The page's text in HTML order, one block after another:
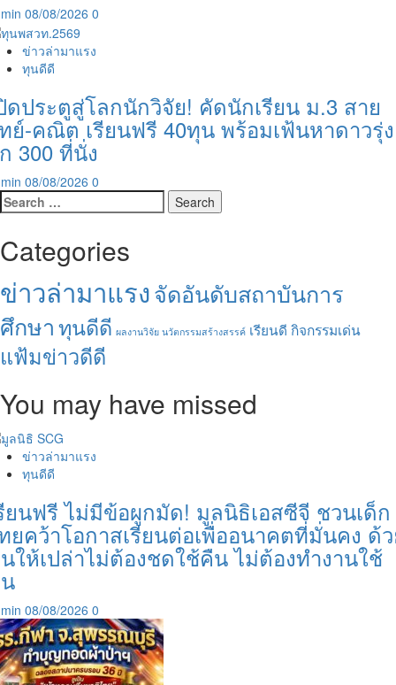
08/08/2026 0
ข่าวล่ามาแรง
ทุนดีดี
ดประตูสู่โลกนักวิจัย! คัดนักเรียน ม.3 สาย
ย์-คณิต เรียนฟรี 40ทุน พร้อมเฟ้นหาดาวรุ่ง
300 ที่นั่ง
08/08/2026 0
Search
for:
Categories
ข่าวล่ามาแรงจัดอันดับสถาบันการ
ศึกษาทุนดีดี ผลงานวิจัย นวัตกรรมสร้างสรรค์ เรียนดี กิจกรรมเด่น
แฟ้มข่าวดีดี
You may have missed
ข่าวล่ามาแรง
ทุนดีดี
ยนฟรี ไม่มีข้อผูกมัด! มูลนิธิเอสซีจี ชวนเด็ก
ยคว้าโอกาสเรียนต่อเพื่ออนาคตที่มั่นคง ด้
ให้เปล่าไม่ต้องชดใช้คืน ไม่ต้องทำงานใช้
08/08/2026 0